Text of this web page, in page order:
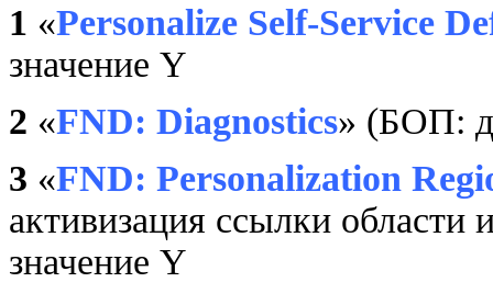
1 «Personalize Self-Service
значение Y
2 «FND: Diagnostics» (БОП:
3 «FND: Personalization
активизация ссылки области
значение Y